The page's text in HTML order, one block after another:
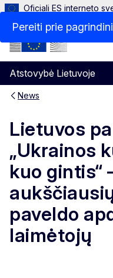
Pereiti prie
Oficiali ES interneto
Atstovybė Lietuvoje
Menu
News
Lietuvos
„Ukrainos
kuo gintis“
paveldo
laimėtojų